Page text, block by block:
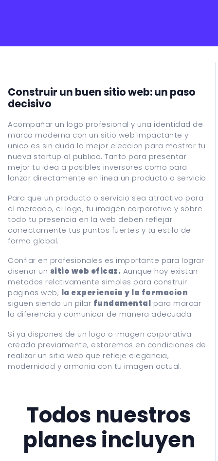
ITALIANO
ENGLISH
ESPANOL
FRANCAIS
DEUTSCH
Construir un buen sitio web: un paso
decisivo
Acompañar un logo profesional y una identidad de
marca moderna con un sitio web impactante y
unico es sin duda la mejor eleccion para mostrar tu
nueva startup al publico. Tanto para presentar
mejor tu idea a posibles inversores como para
lanzar directamente en linea un producto o servicio.
Para que un producto o servicio sea atractivo para
el mercado, el logo, tu imagen corporativa y sobre
todo tu presencia en la web deben reflejar
correctamente tus puntos fuertes y tu estilo de
forma global.
Confiar en profesionales es importante para lograr
disenar un sitio web eficaz. Aunque hoy existan
metodos relativamente simples para construir
paginas web, la experiencia y la formacion
siguen siendo un pilar fundamental para marcar
la diferencia y comunicar de manera adecuada.
Si ya dispones de un logo o imagen corporativa
creada previamente, estaremos en condiciones de
realizar un sitio web que refleje elegancia,
modernidad y armonia con tu imagen actual.
Todos nuestros
planes incluyen